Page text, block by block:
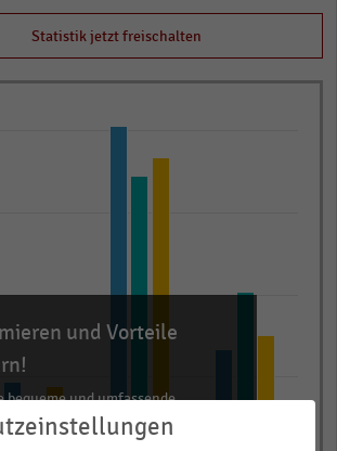
Statistik jetzt freischalten
und Vorteile
bequeme und umfassende